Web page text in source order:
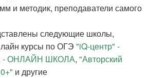
и методик, преподаватели самого
следующие школы,
курсы по ОГЭ "iQ-центр" -
- ОНЛАЙН ШКОЛА, "Авторский
и другие